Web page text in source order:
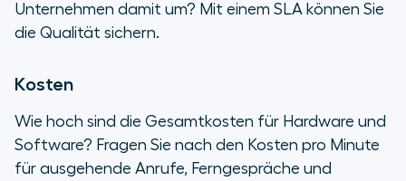
Unternehmen damit um? Mit einem SLA können Sie
die Qualität sichern.
Kosten
Wie hoch sind die Gesamtkosten für Hardware und
Software? Fragen Sie nach den Kosten pro Minute
für ausgehende Anrufe, Ferngespräche und